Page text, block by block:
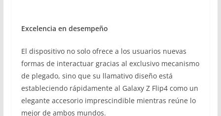
Excelencia en desempeño
El dispositivo no solo ofrece a los usuarios nuevas
formas de interactuar gracias al exclusivo mecanismo
de plegado, sino que su llamativo diseño está
estableciendo rápidamente al Galaxy Z Flip4 como un
elegante accesorio imprescindible mientras reúne lo
mejor de ambos mundos.